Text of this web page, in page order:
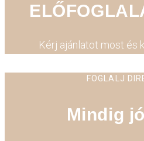
Kérj ajánlatot most és
FOGLALJ
Mindig